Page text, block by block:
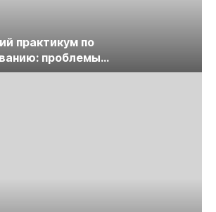
практикум по
проблемы
цифровизации, экспертизы